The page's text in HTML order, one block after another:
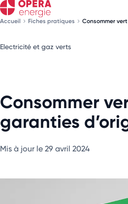
Accueil Fiches pratiques Consommer
Electricité et gaz verts
Consommer
garanties
Mis à jour le 29 avril 2024